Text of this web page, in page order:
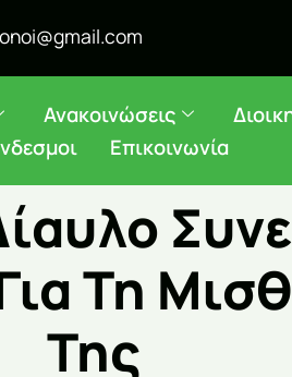
Ανακοινώσεις
Επικοινωνία
Τη
Της